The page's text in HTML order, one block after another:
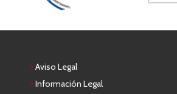
Aviso Legal
Información Legal